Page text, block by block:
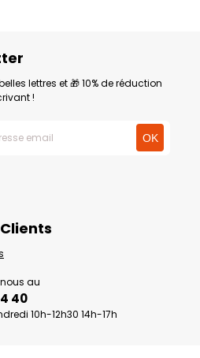
lettres et 🎁 10% de réduction
!
au
40
10h-12h30 14h-17h